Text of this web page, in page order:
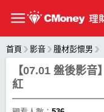
首頁 影音 腫材彭懷男
【07.01 盤後影
紅